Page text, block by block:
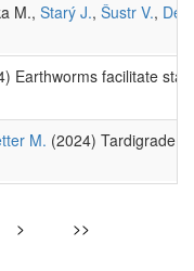
M., Starý J., Šustr V.,
Earthworms facilitate
M. (2024) Tardigrade
> >>